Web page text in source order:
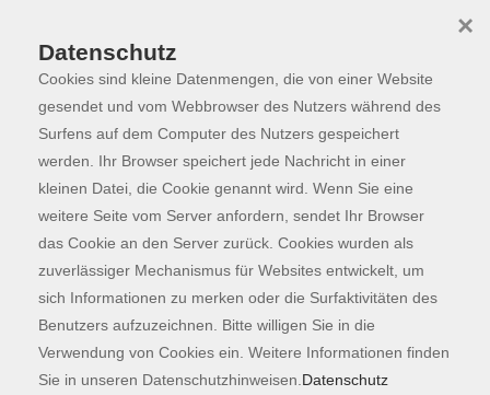
Skip to main content
Programm
1 Kurs
Datenschutz
Cookies sind kleine Datenmengen, die von einer Website
gesendet und vom Webbrowser des Nutzers während des
Surfens auf dem Computer des Nutzers gespeichert
werden. Ihr Browser speichert jede Nachricht in einer
kleinen Datei, die Cookie genannt wird. Wenn Sie eine
weitere Seite vom Server anfordern, sendet Ihr Browser
das Cookie an den Server zurück. Cookies wurden als
zuverlässiger Mechanismus für Websites entwickelt, um
sich Informationen zu merken oder die Surfaktivitäten des
Benutzers aufzuzeichnen. Bitte willigen Sie in die
Verwendung von Cookies ein. Weitere Informationen finden
Sie in unseren Datenschutzhinweisen. Datenschutz
×